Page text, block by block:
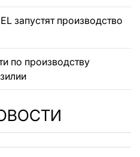
запустят производство
по производству